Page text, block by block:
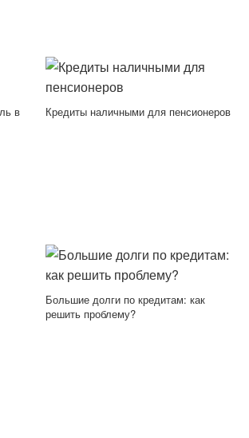
в
Кредиты наличными для пенсионеров
Большие долги по кредитам: как
решить проблему?